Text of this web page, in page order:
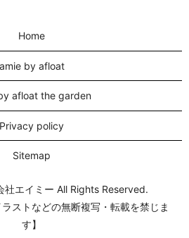
Home
amie by afloat
afloat the garden
Privacy policy
Sitemap
エイミー All Rights Reserved.
ラストなどの無断複写・転載を禁じま
す】